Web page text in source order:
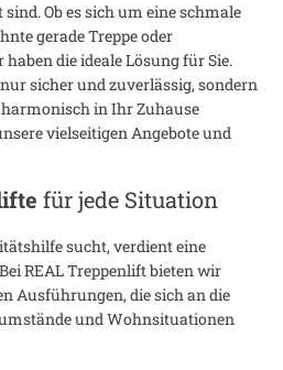
Ob es sich um eine schmale
gerade Treppe oder
die ideale Lösung für Sie.
sicher und zuverlässig, sondern
in Ihr Zuhause
vielseitigen Angebote und
für jede Situation
sucht, verdient eine
REAL Treppenlift bieten wir
Ausführungen, die sich an die
und Wohnsituationen